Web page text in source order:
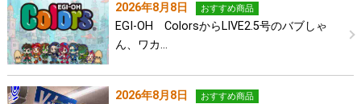
2026年8月8日 おすすめ商品
EGI-OH ColorsからLIVE2.5号のバブしゃ
ん、ワカ…
2026年8月8日 おすすめ商品